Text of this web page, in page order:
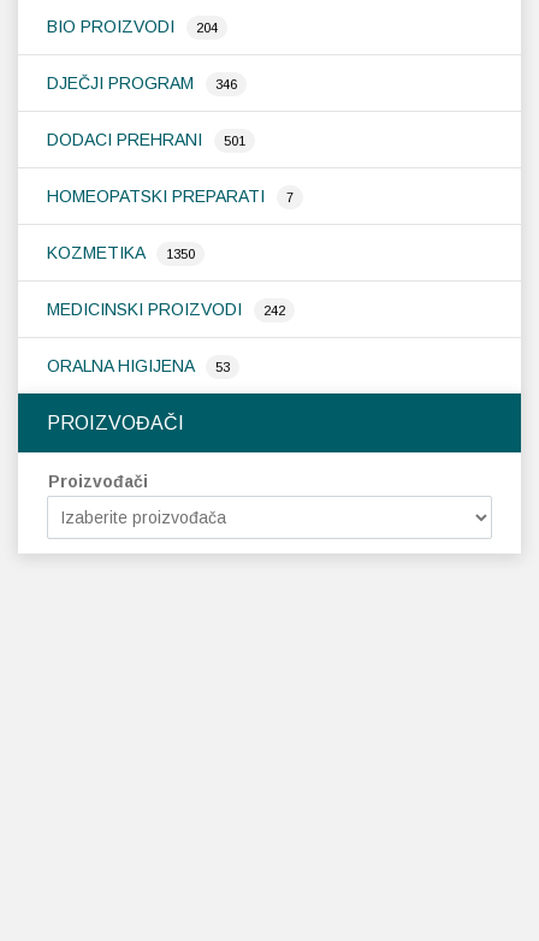
BIO PROIZVODI 204
DJEČJI PROGRAM 346
DODACI PREHRANI 501
HOMEOPATSKI PREPARATI 7
KOZMETIKA 1350
MEDICINSKI PROIZVODI 242
ORALNA HIGIJENA 53
PROIZVOĐAČI
Proizvođači